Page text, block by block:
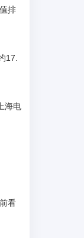
排
17.
海电
看